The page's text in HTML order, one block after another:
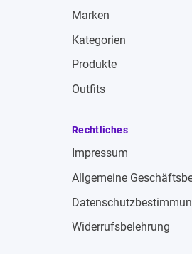
Marken
Kategorien
Produkte
Outfits
Rechtliches
Impressum
Allgemeine
Widerrufsbelehrung